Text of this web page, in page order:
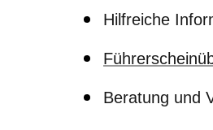
Hilfreiche
Beratung und